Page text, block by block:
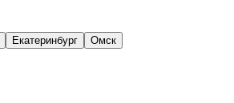
Екатеринбург Омск